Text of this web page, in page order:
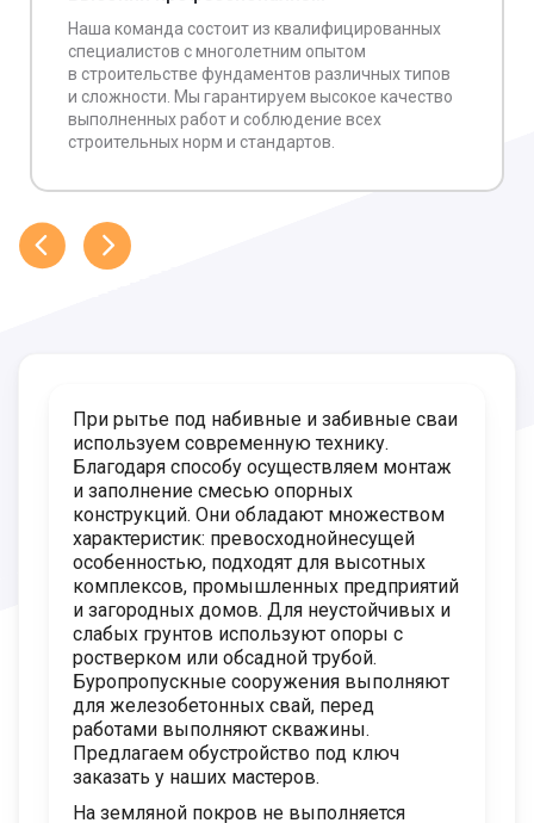
Наша команда состоит из квалифицированных
специалистов с многолетним опытом
в строительстве фундаментов различных типов
и сложности. Мы гарантируем высокое качество
выполненных работ и соблюдение всех
строительных норм и стандартов.
При рытье под набивные и забивные сваи
используем современную технику.
Благодаря способу осуществляем монтаж
и заполнение смесью опорных
конструкций. Они обладают множеством
характеристик: превосходнойнесущей
особенностью, подходят для высотных
комплексов, промышленных предприятий
и загородных домов. Для неустойчивых и
слабых грунтов используют опоры с
ростверком или обсадной трубой.
Буропропускные сооружения выполняют
для железобетонных свай, перед
работами выполняют скважины.
Предлагаем обустройство под ключ
заказать у наших мастеров.
На земляной покров не выполняется